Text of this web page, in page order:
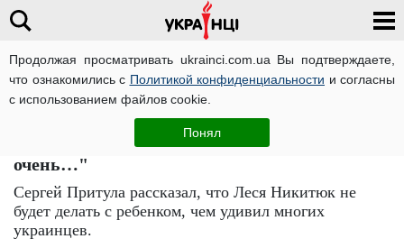
Продолжая просматривать ukrainci.com.ua Вы подтверждаете,
что ознакомились с Политикой конфиденциальности и согласны
с использованием файлов cookie.
Понял
Сергей Притула проговорился, что Леся
Никитюк не будет делать с ребенком: "Это
очень…"
Сергей Притула рассказал, что Леся Никитюк не
будет делать с ребенком, чем удивил многих
украинцев.